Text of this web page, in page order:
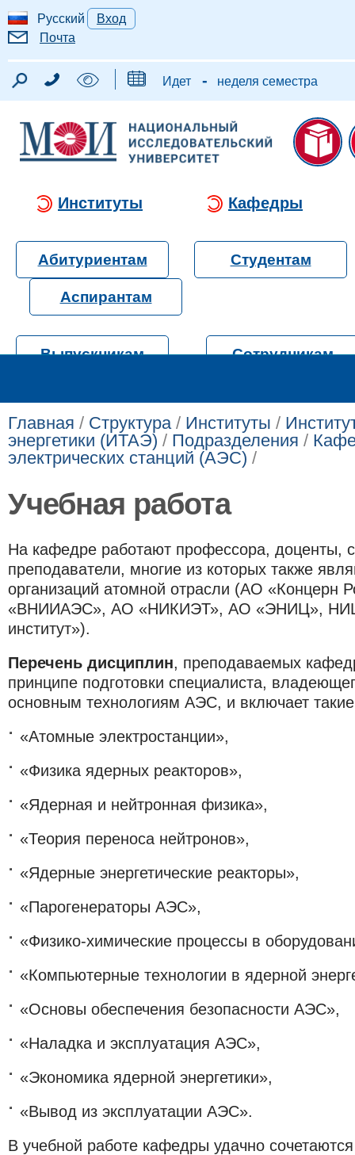
Русский
Вход
Почта
Идет - неделя семестра
Институты Кафедры
Абитуриентам Студентам
Аспирантам
Выпускникам Сотрудникам
Главная / Структура/ Институты /
энергетики (ИТАЭ) / Подразделения /
электрических станций (АЭС) /
Учебная работа
На кафедре работают профессора, доценты,
преподаватели, многие из которых также
организаций атомной отрасли (АО «Концерн
«ВНИИАЭС», АО «НИКИЭТ», АО «ЭНИЦ», НИЦ
институт»).
Перечень дисциплин, преподаваемых
принципе подготовки специалиста,
основным технологиям АЭС, и включает
«Атомные электростанции»,
«Физика ядерных реакторов»,
«Ядерная и нейтронная физика»,
«Теория переноса нейтронов»,
«Ядерные энергетические реакторы»,
«Парогенераторы АЭС»,
«Физико-химические процессы в
«Компьютерные технологии в ядерной
«Основы обеспечения безопасности АЭС»,
«Наладка и эксплуатация АЭС»,
«Экономика ядерной энергетики»,
«Вывод из эксплуатации АЭС».
В учебной работе кафедры удачно сочетаются